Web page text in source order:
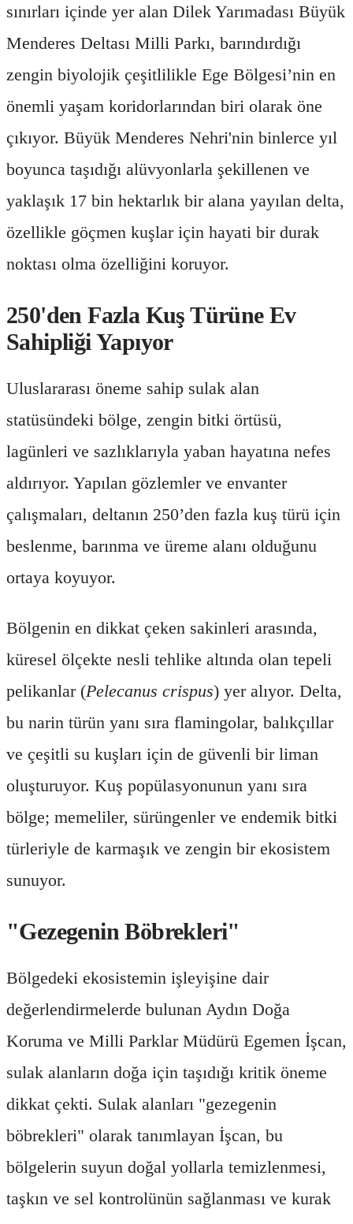
sınırları içinde yer alan Dilek Yarımadası Büyük
Menderes Deltası Milli Parkı, barındırdığı
zengin biyolojik çeşitlilikle Ege Bölgesi’nin en
önemli yaşam koridorlarından biri olarak öne
çıkıyor. Büyük Menderes Nehri'nin binlerce yıl
boyunca taşıdığı alüvyonlarla şekillenen ve
yaklaşık 17 bin hektarlık bir alana yayılan delta,
özellikle göçmen kuşlar için hayati bir durak
noktası olma özelliğini koruyor.
250'den Fazla Kuş Türüne Ev
Sahipliği Yapıyor
Uluslararası öneme sahip sulak alan
statüsündeki bölge, zengin bitki örtüsü,
lagünleri ve sazlıklarıyla yaban hayatına nefes
aldırıyor. Yapılan gözlemler ve envanter
çalışmaları, deltanın 250’den fazla kuş türü için
beslenme, barınma ve üreme alanı olduğunu
ortaya koyuyor.
Bölgenin en dikkat çeken sakinleri arasında,
küresel ölçekte nesli tehlike altında olan tepeli
pelikanlar (Pelecanus crispus) yer alıyor. Delta,
bu narin türün yanı sıra flamingolar, balıkçıllar
ve çeşitli su kuşları için de güvenli bir liman
oluşturuyor. Kuş popülasyonunun yanı sıra
bölge; memeliler, sürüngenler ve endemik bitki
türleriyle de karmaşık ve zengin bir ekosistem
sunuyor.
"Gezegenin Böbrekleri"
Bölgedeki ekosistemin işleyişine dair
değerlendirmelerde bulunan Aydın Doğa
Koruma ve Milli Parklar Müdürü Egemen İşcan,
sulak alanların doğa için taşıdığı kritik öneme
dikkat çekti. Sulak alanları "gezegenin
böbrekleri" olarak tanımlayan İşcan, bu
bölgelerin suyun doğal yollarla temizlenmesi,
taşkın ve sel kontrolünün sağlanması ve kurak